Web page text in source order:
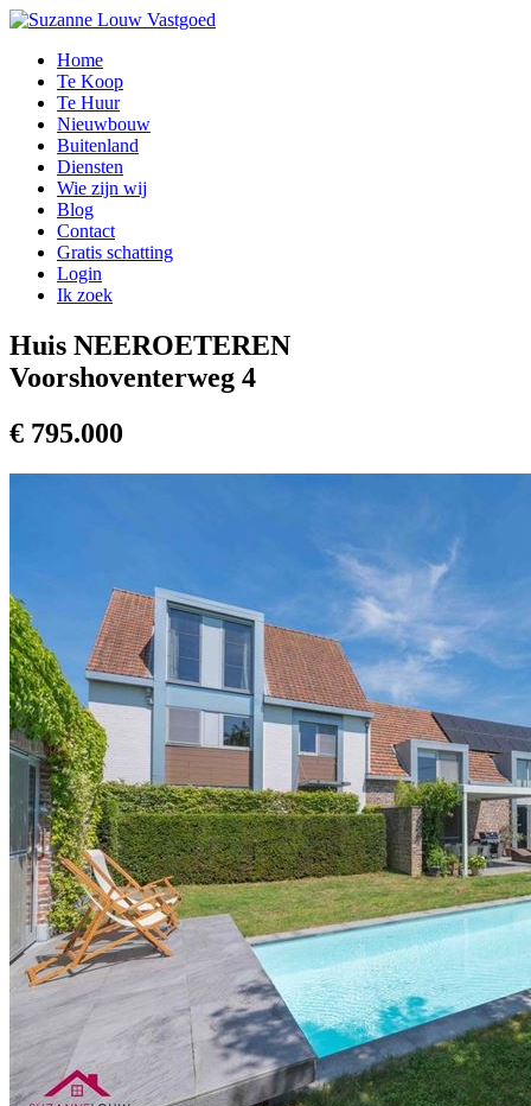
Home
Te Koop
Te Huur
Nieuwbouw
Buitenland
Diensten
Wie zijn wij
Blog
Contact
Gratis schatting
Login
Ik zoek
Huis NEEROETEREN
Voorshoventerweg 4
€ 795.000